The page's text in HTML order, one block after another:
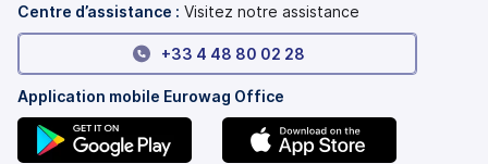
Centre d’assistance : Visitez notre assistance
+33 4 48 80 02 28
Application mobile Eurowag Office